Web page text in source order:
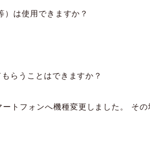
は使用できますか？
らうことはできますか？
トフォンへ機種変更しました。 その